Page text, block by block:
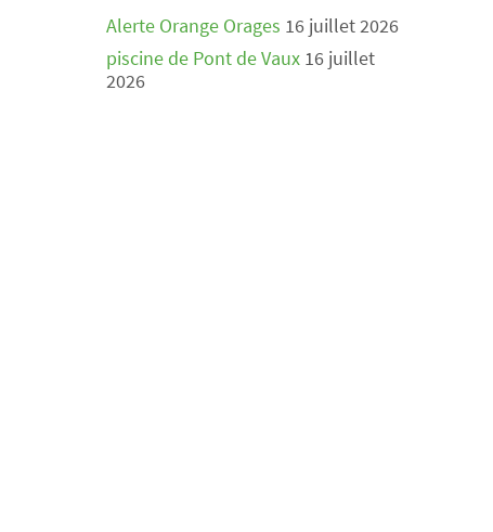
Alerte Orange Orages 16 juillet 2026
piscine de Pont de Vaux 16 juillet
2026